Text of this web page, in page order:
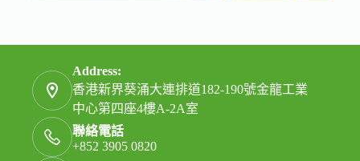
Address:
香港新界葵涌大連排道182-190號金龍工業
中心第四座4樓A-2A室
聯絡電話
+852 3905 0820